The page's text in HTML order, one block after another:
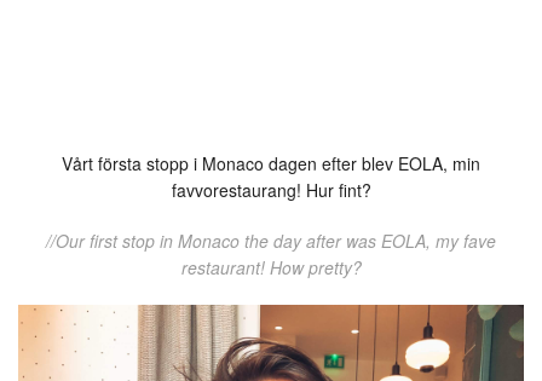
Vårt första stopp i Monaco dagen efter blev EOLA, min
favvorestaurang! Hur fint?
//Our first stop in Monaco the day after was EOLA, my fave
restaurant! How pretty?